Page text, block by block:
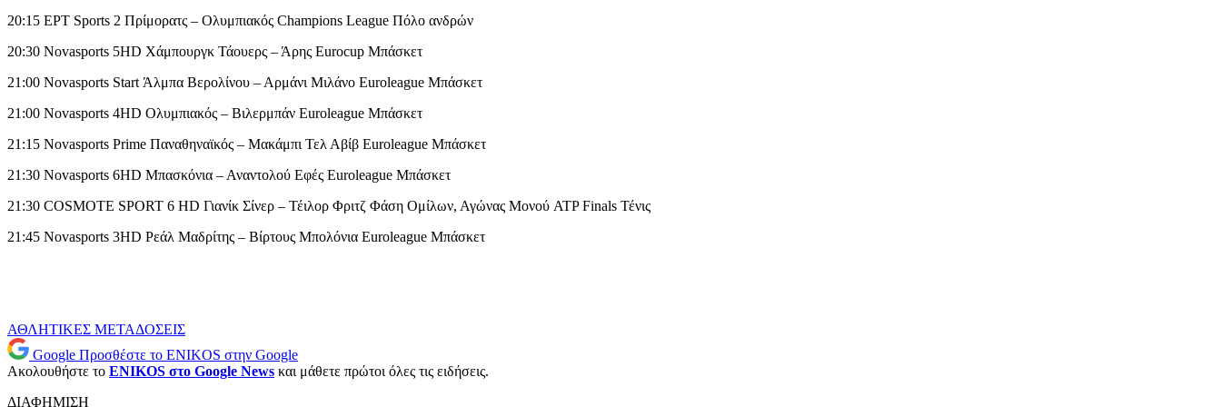
20:15 ΕΡΤ Sports 2 Πρίμορατς – Ολυμπιακός Champions League Πόλο ανδρών
20:30 Novasports 5HD Χάμπουργκ Τάουερς – Άρης Eurocup Μπάσκετ
21:00 Novasports Start Άλμπα Βερολίνου – Αρμάνι Μιλάνο Euroleague Μπάσκετ
21:00 Novasports 4HD Ολυμπιακός – Βιλερμπάν Euroleague Μπάσκετ
21:15 Novasports Prime Παναθηναϊκός – Μακάμπι Τελ Αβίβ Euroleague Μπάσκετ
21:30 Novasports 6HD Μπασκόνια – Αναντολού Εφές Euroleague Μπάσκετ
21:30 COSMOTE SPORT 6 HD Γιανίκ Σίνερ – Τέιλορ Φριτζ Φάση Ομίλων, Αγώνας Μονού ATP Finals Τένις
21:45 Novasports 3HD Ρεάλ Μαδρίτης – Βίρτους Μπολόνια Euroleague Μπάσκετ
ΑΘΛΗΤΙΚΕΣ ΜΕΤΑΔΟΣΕΙΣ
Google Προσθέστε το ENIKOS στην Google
Ακολουθήστε το ENIKOS στο Google News και μάθετε πρώτοι όλες τις ειδήσεις.
ΔΙΑΦΗΜΙΣΗ